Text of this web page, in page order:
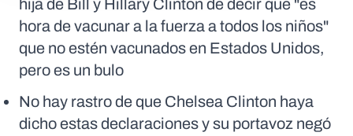
hija de Bill y Hillary Clinton de decir que "es
hora de vacunar a la fuerza a todos los niños"
que no estén vacunados en Estados Unidos,
pero es un bulo
No hay rastro de que Chelsea Clinton haya
dicho estas declaraciones y su portavoz negó